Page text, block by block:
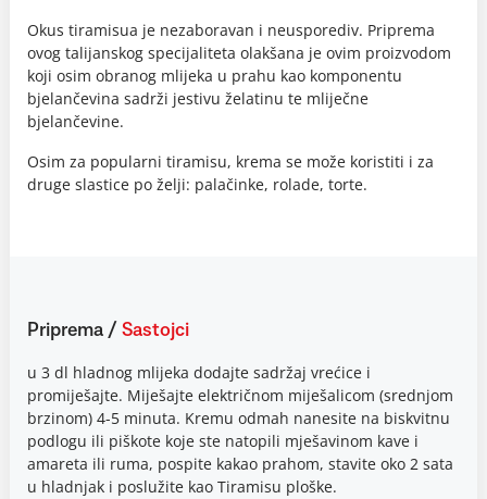
Okus tiramisua je nezaboravan i neusporediv. Priprema
ovog talijanskog specijaliteta olakšana je ovim proizvodom
koji osim obranog mlijeka u prahu kao komponentu
bjelančevina sadrži jestivu želatinu te mliječne
bjelančevine.
Osim za popularni tiramisu, krema se može koristiti i za
druge slastice po želji: palačinke, rolade, torte.
Priprema / Sastojci
u 3 dl hladnog mlijeka dodajte sadržaj vrećice i
promiješajte. Miješajte električnom miješalicom (srednjom
brzinom) 4-5 minuta. Kremu odmah nanesite na biskvitnu
podlogu ili piškote koje ste natopili mješavinom kave i
amareta ili ruma, pospite kakao prahom, stavite oko 2 sata
u hladnjak i poslužite kao Tiramisu ploške.